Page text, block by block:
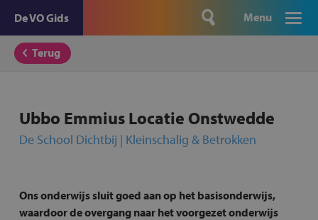
De VO Gids Menu
Terug
Ubbo Emmius Locatie Onstwedde
De School Dichtbij | Kleinschalig & Betrokken
Ons onderwijs sluit goed aan op het basisonderwijs,
waardoor de overgang naar het voorgezet onderwijs